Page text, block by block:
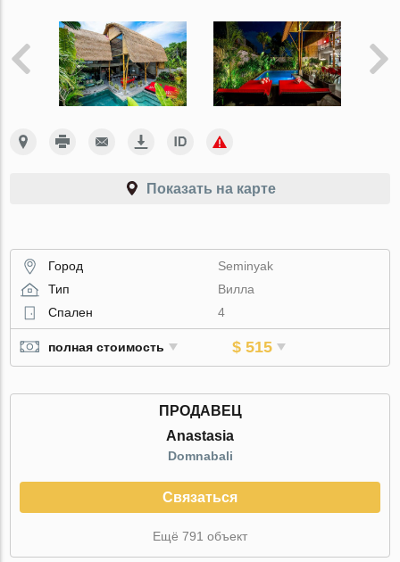
Показать на карте
Город
Seminyak
Тип
Вилла
Спален
4
полная стоимость $ 515
ПРОДАВЕЦ
Anastasia
Domnabali
Связаться
Ещё 791 объект